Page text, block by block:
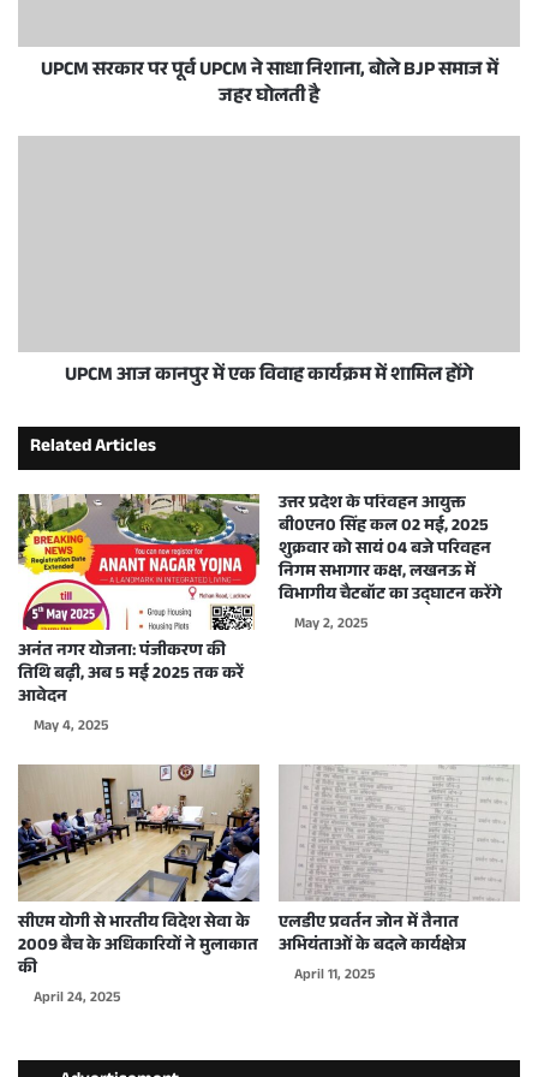
UPCM सरकार पर पूर्व UPCM ने साधा निशाना, बोले BJP समाज में
जहर घोलती है
UPCM आज कानपुर में एक विवाह कार्यक्रम में शामिल होंगे
Related Articles
अनंत नगर योजना: पंजीकरण की
तिथि बढ़ी, अब 5 मई 2025 तक करें
आवेदन
May 4, 2025
उत्तर प्रदेश के परिवहन आयुक्त
बी0एन0 सिंह कल 02 मई, 2025
शुक्रवार को सायं 04 बजे परिवहन
निगम सभागार कक्ष, लखनऊ में
विभागीय चैटबॉट का उद्घाटन करेंगे
May 2, 2025
सीएम योगी से भारतीय विदेश सेवा के
2009 बैच के अधिकारियों ने मुलाकात
की
April 24, 2025
एलडीए प्रवर्तन जोन में तैनात
अभियंताओं के बदले कार्यक्षेत्र
April 11, 2025